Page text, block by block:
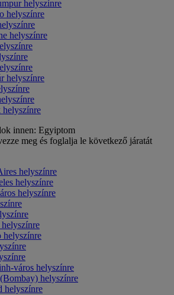
helyszínre
helyszínre
helyszínre
helyszínre
helyszínre
innen: Egyiptom
meg és foglalja le következő járatát
helyszínre
helyszínre
helyszínre
helyszínre
város helyszínre
helyszínre
helyszínre